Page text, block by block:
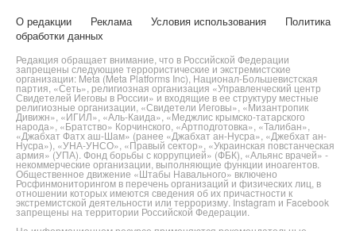
О редакции Реклама Условия использования
Политика
обработки данных
Редакция обращает внимание, что в Российской Федерации
запрещены следующие террористические и экстремистские
организации: Meta (Meta Platforms Inc), Национал-Большевистская
партия, «Сеть», религиозная организация «Управленческий центр
Свидетелей Иеговы в России» и входящие в ее структуру местные
религиозные организации, «Свидетели Иеговы», «Мизантропик
Дивижн», «ИГИЛ», «Аль-Каида», «Меджлис крымско-татарского
народа», «Братство» Корчинского, «Артподготовка», «Талибан»,
«Джабхат Фатх аш-Шам» (ранее «Джабхат ан-Нусра», «Джебхат ан-
Нусра»), «УНА-УНСО», «Правый сектор», «Украинская повстанческая
армия» (УПА). Фонд борьбы с коррупцией» (ФБК), «Альянс врачей» -
некоммерческие организации, выполняющие функции иноагентов.
Общественное движение «Штабы Навального» включено
Росфинмониторингом в перечень организаций и физических лиц, в
отношении которых имеются сведения об их причастности к
экстремистской деятельности или терроризму. Instagram и Facebook
запрещены на территории Российской Федерации.